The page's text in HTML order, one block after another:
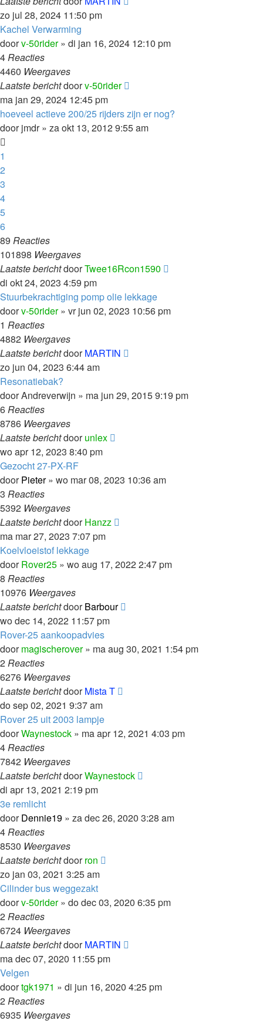
zo jul 28, 2024 11:50 pm
Kachel Verwarming
doorv-50rider» di jan 16, 2024 12:10 pm
4Reacties
4460 Weergaves
Laatste berichtdoorv-50rider
ma jan 29, 2024 12:45 pm
hoeveel actieve 200/25 rijders zijn er nog?
doorjmdr» za okt 13, 2012 9:55 am
1
2
3
4
5
6
89 Reacties
101898 Weergaves
Laatste berichtdoorTwee16Rcon1590
di okt 24, 2023 4:59 pm
Stuurbekrachtiging pomp olie lekkage
doorv-50rider» vr jun 02, 2023 10:56 pm
1 Reacties
4882 Weergaves
Laatste berichtdoorMARTIN
zo jun 04, 2023 6:44 am
Resonatiebak?
doorAndreverwijn » ma jun 29, 2015 9:19 pm
6Reacties
8786 Weergaves
Laatste berichtdoorunlex
wo apr 12, 2023 8:40 pm
Gezocht 27-PX-RF
doorPieter» wo mar 08, 2023 10:36 am
3 Reacties
5392 Weergaves
Laatste berichtdoorHanzz
ma mar 27, 2023 7:07 pm
Koelvloeistof lekkage
doorRover25 » wo aug 17, 2022 2:47 pm
8 Reacties
10976 Weergaves
Laatste berichtdoorBarbour
wo dec 14, 2022 11:57 pm
Rover-25 aankoopadvies
doormagischerover» ma aug 30, 2021 1:54 pm
2Reacties
6276 Weergaves
Laatste berichtdoorMista T
do sep 02, 2021 9:37 am
Rover 25 uit 2003 lampje
doorWaynestock » ma apr 12, 2021 4:03 pm
4Reacties
7842 Weergaves
Laatste berichtdoorWaynestock
di apr 13, 2021 2:19 pm
3e remlicht
doorDennie19 » za dec 26, 2020 3:28 am
4Reacties
8530 Weergaves
Laatste berichtdoorron
zo jan 03, 2021 3:25 am
Cilinder bus weggezakt
doorv-50rider» do dec 03, 2020 6:35 pm
2Reacties
6724 Weergaves
Laatste berichtdoorMARTIN
ma dec 07, 2020 11:55 pm
Velgen
doortgk1971 » di jun 16, 2020 4:25 pm
2Reacties
6935 Weergaves